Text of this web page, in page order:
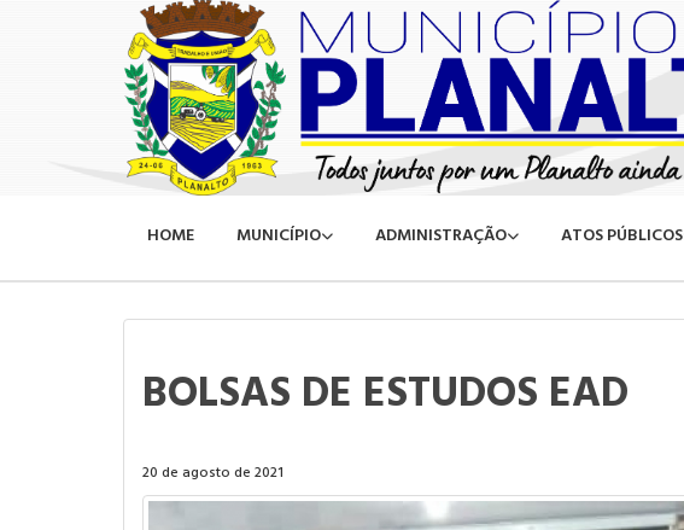
HOME MUNICÍPIO ADMINISTRAÇÃO ATOS PÚBLICOS
BOLSAS DE ESTUDOS EAD
20 de agosto de 2021